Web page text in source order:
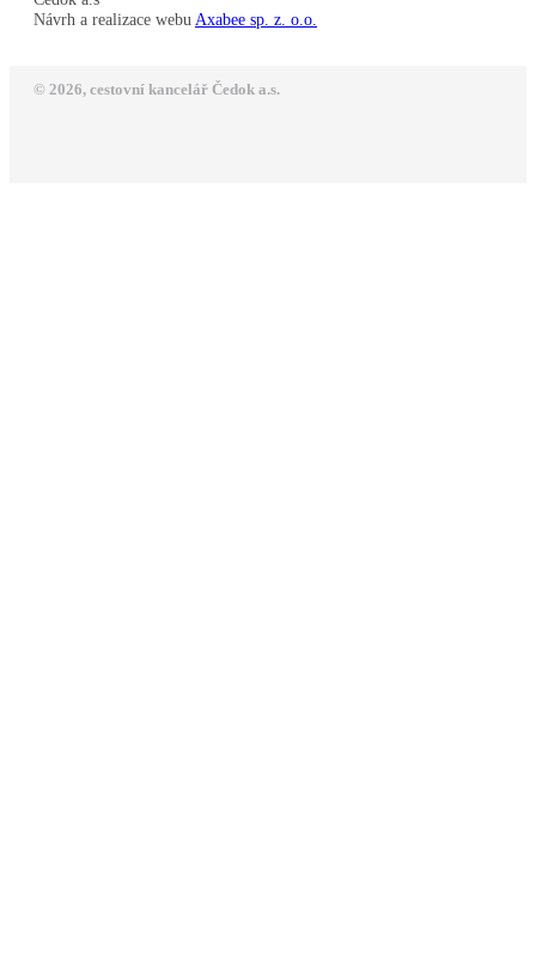
Návrh a realizace webu Axabee sp. z. o.o.
© 2026, cestovní kancelář Čedok a.s.